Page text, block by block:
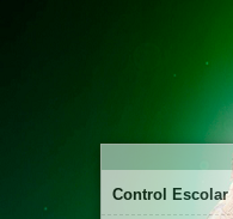
Control Escolar